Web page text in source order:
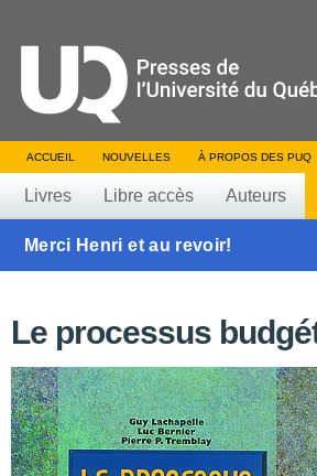
ACCUEIL NOUVELLES À PROPOS DES PUQ
Livres Libre accès Auteurs
Merci Henri et au revoir!
Le processus